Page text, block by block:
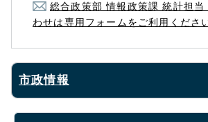
総合政策部 情報政策課 統計担当
わせは専用フォームをご利用くださ
市政情報